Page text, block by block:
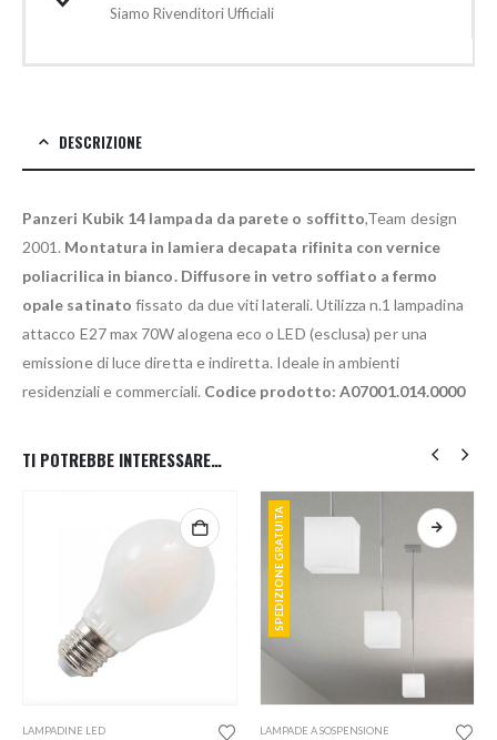
Siamo Rivenditori Ufficiali
DESCRIZIONE
Panzeri Kubik 14 lampada da parete o soffitto,Team design
2001. Montatura in lamiera decapata rifinita con vernice
poliacrilica in bianco. Diffusore in vetro soffiato a fermo
opale satinato fissato da due viti laterali. Utilizza n.1 lampadina
attacco E27 max 70W alogena eco o LED (esclusa) per una
emissione di luce diretta e indiretta. Ideale in ambienti
residenziali e commerciali. Codice prodotto: A07001.014.0000
TI POTREBBE INTERESSARE…
LAMPADINE LED
SPEDIZIONE GRATUITA
LAMPADE A SOSPENSIONE